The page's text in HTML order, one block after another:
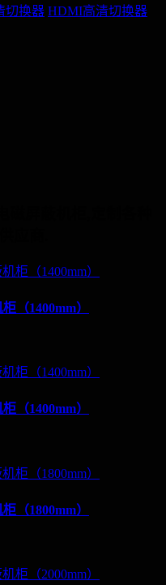
切换器 HDMI高清切换器
（1400mm）
（1400mm）
（1800mm）